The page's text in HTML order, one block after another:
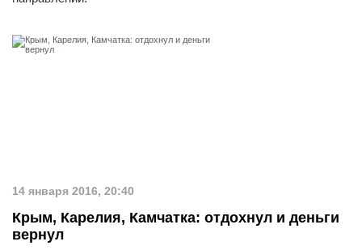
14 января 2016, 20:40
Крым, Карелия, Камчатка: отдохнул и деньги
вернул